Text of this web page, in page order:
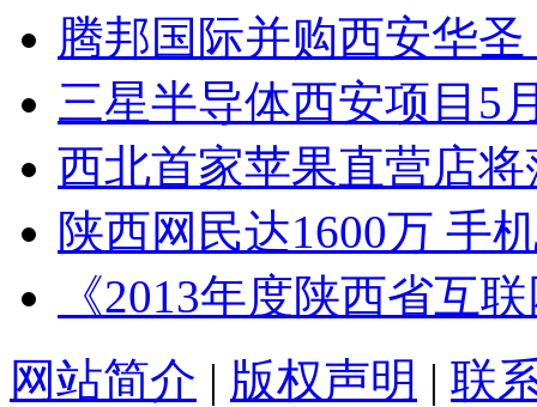
腾邦国际并购西安华
三星半导体西安项目5
西北首家苹果直营店
陕西网民达1600万 手
《2013年度陕西省互
网站简介 | 版权声明 | 联